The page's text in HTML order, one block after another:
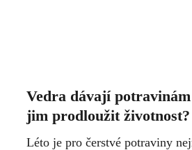
Vedra dávají
jim prodloužit životnost?
Léto je pro čerstvé potraviny